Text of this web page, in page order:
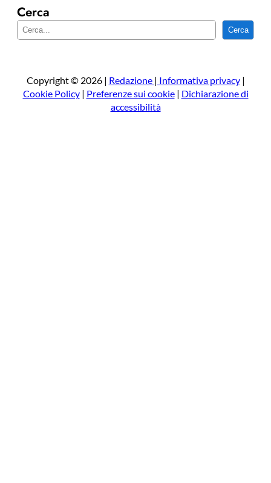
Cerca
e
a
Cerca
Copyright © 2026 | Redazione | Informativa privacy|
Cookie Policy| Preferenze sui cookie| Dichiarazione di
accessibilità